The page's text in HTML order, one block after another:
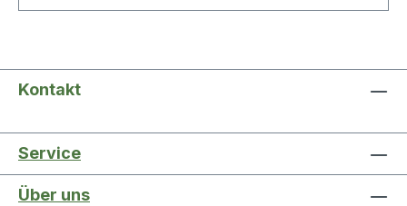
Kontakt
Service
Über uns